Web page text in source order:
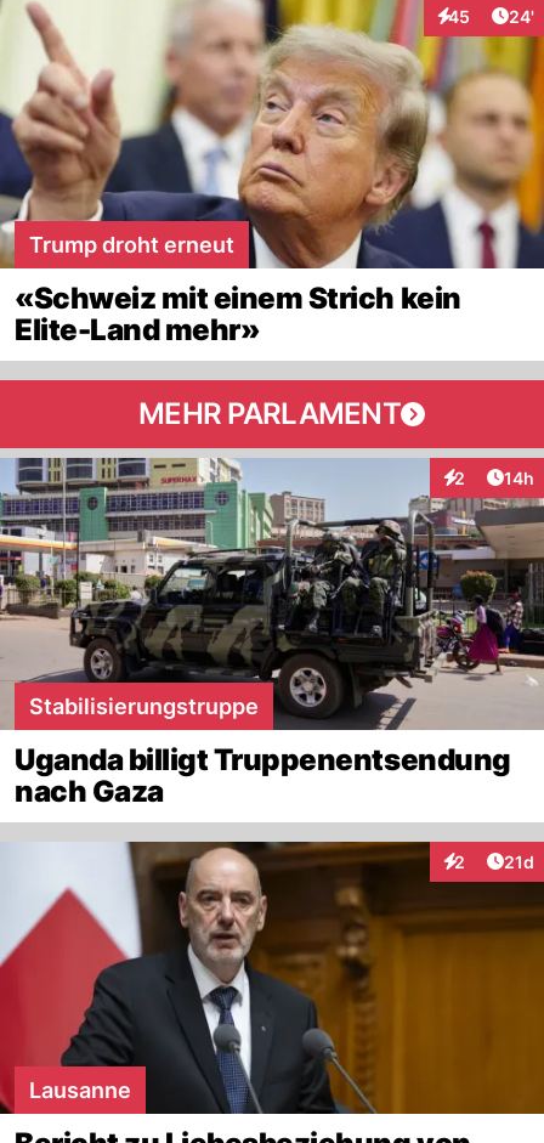
45
Interaktionen
24'
Trump droht erneut
«Schweiz mit einem Strich kein
Elite-Land mehr»
MEHR PARLAMENT
2
Interaktionen
14h
Stabilisierungstruppe
Uganda billigt Truppenentsendung
nach Gaza
2
Interaktionen
21d
Lausanne